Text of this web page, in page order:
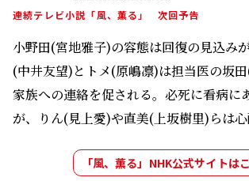
連続テレビ小説「風、薫る」 次回予告
小野田(宮地雅子)の容態は回復の見込み
(中井友望)とトメ(原嶋凛)は担当医の坂
家族への連絡を促される。必死に看病に
が、りん(見上愛)や直美(上坂樹里)らは
「風、薫る」NHK公式サイトは